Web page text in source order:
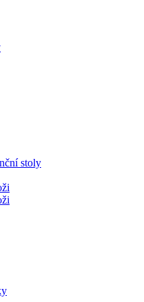
stoly